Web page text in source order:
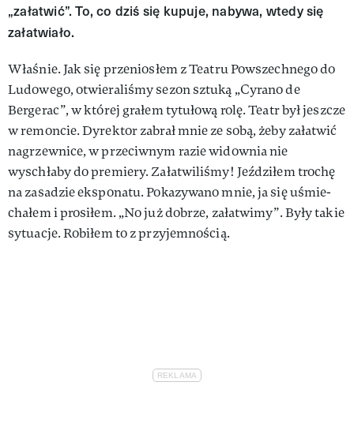
„załatwić”. To, co dziś się kupuje, nabywa, wtedy się
załatwiało.
Właśnie. Jak się przeniosłem z Teatru Powszechnego do
Ludo­wego, otwieraliśmy sezon sztuką „Cyrano de
Bergerac”, w której gra­łem tytułową rolę. Teatr był jesz­cze
w remoncie. Dyrektor zabrał mnie ze sobą, żeby załatwić
nagrzewnice, w przeciwnym razie widownia nie
wyschłaby do pre­miery. Załatwiliśmy! Jeździłem trochę
na zasadzie eksponatu. Pokazywano mnie, ja się uśmie­
chałem i prosiłem. „No już dobrze, załatwimy”. Były takie
sytuacje. Robiłem to z przyjem­nością.